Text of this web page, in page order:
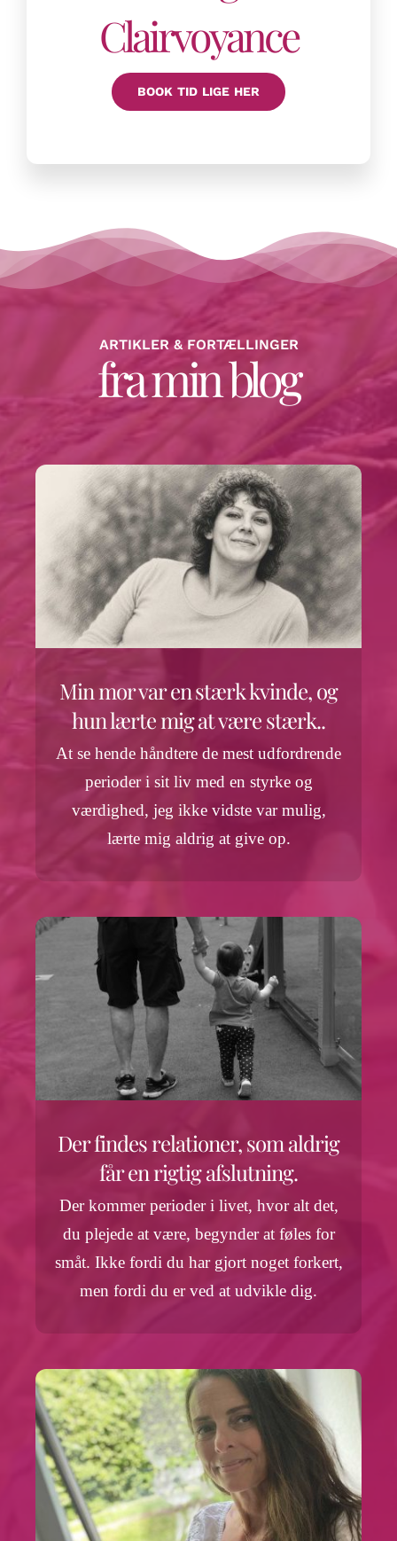
Clairvoyance
BOOK TID LIGE HER
ARTIKLER & FORTÆLLINGER
fra min blog
Min mor var en stærk kvinde, og
hun lærte mig at være stærk..
At se hende håndtere de mest udfordrende
perioder i sit liv med en styrke og
værdighed, jeg ikke vidste var mulig,
lærte mig aldrig at give op.
Der findes relationer, som aldrig
får en rigtig afslutning.
Der kommer perioder i livet, hvor alt det,
du plejede at være, begynder at føles for
småt. Ikke fordi du har gjort noget forkert,
men fordi du er ved at udvikle dig.